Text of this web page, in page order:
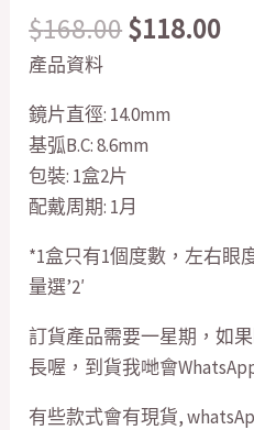
$168.00$118.00
產品資料
鏡片直徑: 14.0mm
基弧B.C: 8.6mm
包裝: 1盒2片
配戴周期: 1月
*1盒只有1個度數，左右眼
量選’2′
訂貨產品需要一星期，如
長喔，到貨我哋會
有些款式會有現貨,